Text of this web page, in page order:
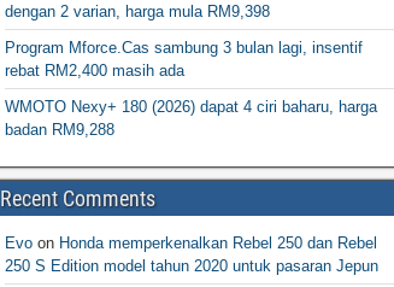
dengan 2 varian, harga mula RM9,398
Program Mforce.Cas sambung 3 bulan lagi, insentif
rebat RM2,400 masih ada
WMOTO Nexy+ 180 (2026) dapat 4 ciri baharu, harga
badan RM9,288
Recent Comments
Evo on Honda memperkenalkan Rebel 250 dan Rebel
250 S Edition model tahun 2020 untuk pasaran Jepun